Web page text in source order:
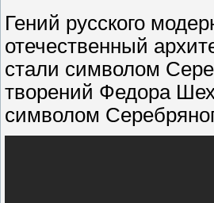
Гений русского
отечественный
стали символом
творений Федора
символом